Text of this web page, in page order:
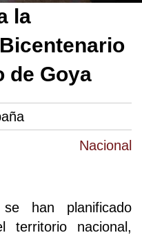
Nacional
la
de Goya
han planificado
territorio nacional,